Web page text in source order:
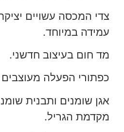
צדי המכסה עשויים
עמידה במיוחד.
מד חום בעיצוב חדשני.
כפתורי הפעלה
אגן שומנים ותבנית
מקדמת הגריל.